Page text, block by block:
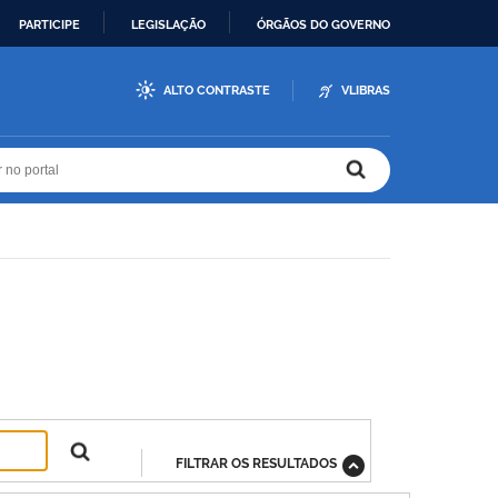
PARTICIPE LEGISLAÇÃO ÓRGÃOS DO GOVERNO
ALTO CONTRASTE VLIBRAS
FILTRAR OS RESULTADOS